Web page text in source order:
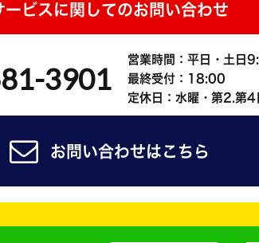
ービスに関してのお問い合わせ
3901
営業時間：平日・土
最終受付：18:00
定休日：水曜・第2.第4
お問い合わせはこちら